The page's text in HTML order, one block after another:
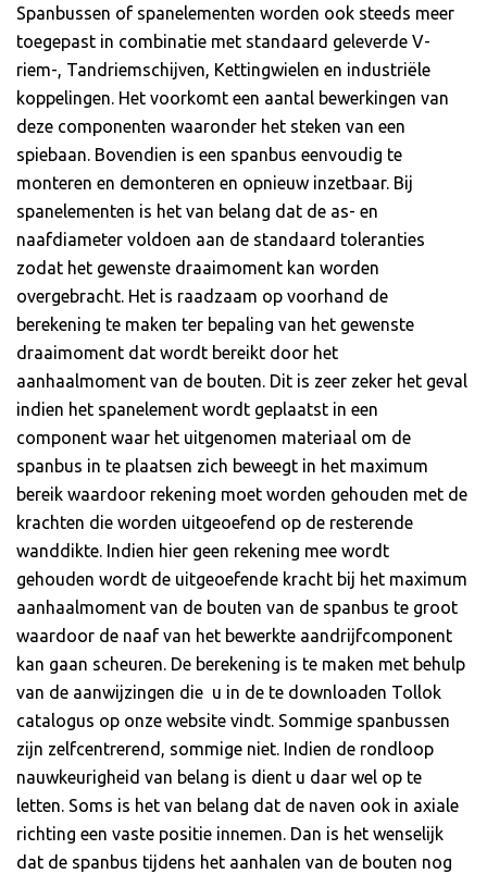
Spanbussen of spanelementen worden ook steeds meer
toegepast in combinatie met standaard geleverde V-
riem-, Tandriemschijven, Kettingwielen en industriële
koppelingen. Het voorkomt een aantal bewerkingen van
deze componenten waaronder het steken van een
spiebaan. Bovendien is een spanbus eenvoudig te
monteren en demonteren en opnieuw inzetbaar. Bij
spanelementen is het van belang dat de as- en
naafdiameter voldoen aan de standaard toleranties
zodat het gewenste draaimoment kan worden
overgebracht. Het is raadzaam op voorhand de
berekening te maken ter bepaling van het gewenste
draaimoment dat wordt bereikt door het
aanhaalmoment van de bouten. Dit is zeer zeker het geval
indien het spanelement wordt geplaatst in een
component waar het uitgenomen materiaal om de
spanbus in te plaatsen zich beweegt in het maximum
bereik waardoor rekening moet worden gehouden met de
krachten die worden uitgeoefend op de resterende
wanddikte. Indien hier geen rekening mee wordt
gehouden wordt de uitgeoefende kracht bij het maximum
aanhaalmoment van de bouten van de spanbus te groot
waardoor de naaf van het bewerkte aandrijfcomponent
kan gaan scheuren. De berekening is te maken met behulp
van de aanwijzingen die u in de te downloaden Tollok
catalogus op onze website vindt. Sommige spanbussen
zijn zelfcentrerend, sommige niet. Indien de rondloop
nauwkeurigheid van belang is dient u daar wel op te
letten. Soms is het van belang dat de naven ook in axiale
richting een vaste positie innemen. Dan is het wenselijk
dat de spanbus tijdens het aanhalen van de bouten nog